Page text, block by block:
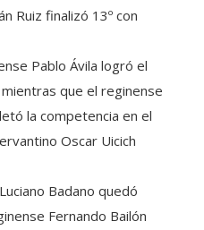
Ruiz finalizó 13º con
Pablo Ávila logró el
que el reginense
la competencia en el
Oscar Uicich
Badano quedó
Fernando Bailón